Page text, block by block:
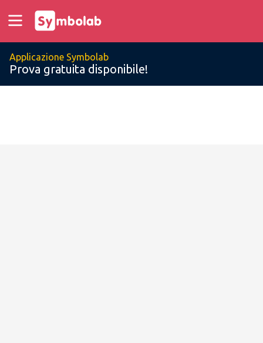
Applicazione Symbolab
Prova gratuita disponibile!